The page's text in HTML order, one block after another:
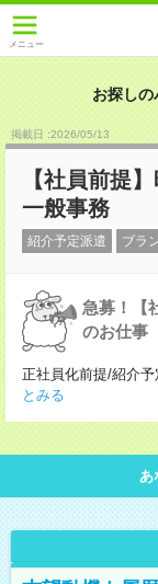
メニュー
お探しの
掲載日 :2026/05/13
【社員前提
一般事務
紹介予定派遣 ブラ
急募！【
のお仕事
正社員化前提/紹介
とみる
あ